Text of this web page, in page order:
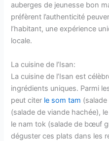
auberges de jeunesse bon
préfèrent l’authenticité
l’habitant, une expérience
locale.
La cuisine de l’Isan:
La cuisine de l’Isan est
ingrédients uniques. Parmi
peut citer le som tam
(salade de viande hachée),
le nam tok (salade de bœuf
déguster ces plats dans les